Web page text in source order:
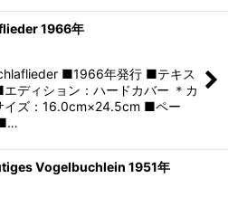
1966年
■1966年発行 ■テキス
ディション：ハードカバー ＊カ
イズ：16.0cm×24.5cm ■ペー
Vogelbuchlein 1951年